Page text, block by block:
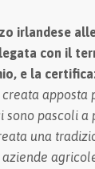
irlandese
con il
e la
creata apposta
sono pascoli a
una